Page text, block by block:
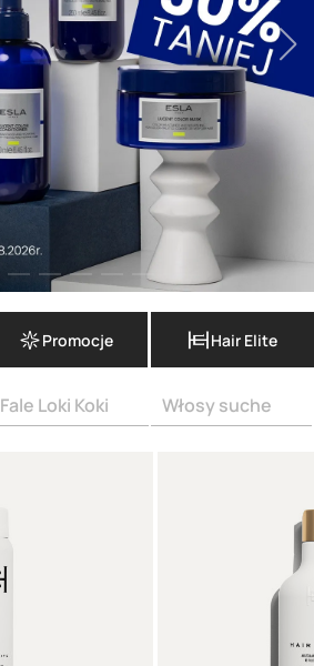
Promocje Hair Elite
Fale Loki Koki Włosy suche